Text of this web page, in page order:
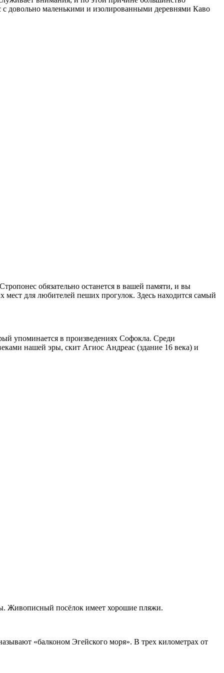
довольно маленькими и изолированными деревнями Каво
обязательно останется в вашей памяти, и вы
мест для любителей пеших прогулок. Здесь находится самый
упоминается в произведениях Софокла. Среди
нашей эры, скит Агиос Андреас (здание 16 века) и
Живописный посёлок имеет хорошие пляжи.
«балконом Эгейского моря». В трех километрах от